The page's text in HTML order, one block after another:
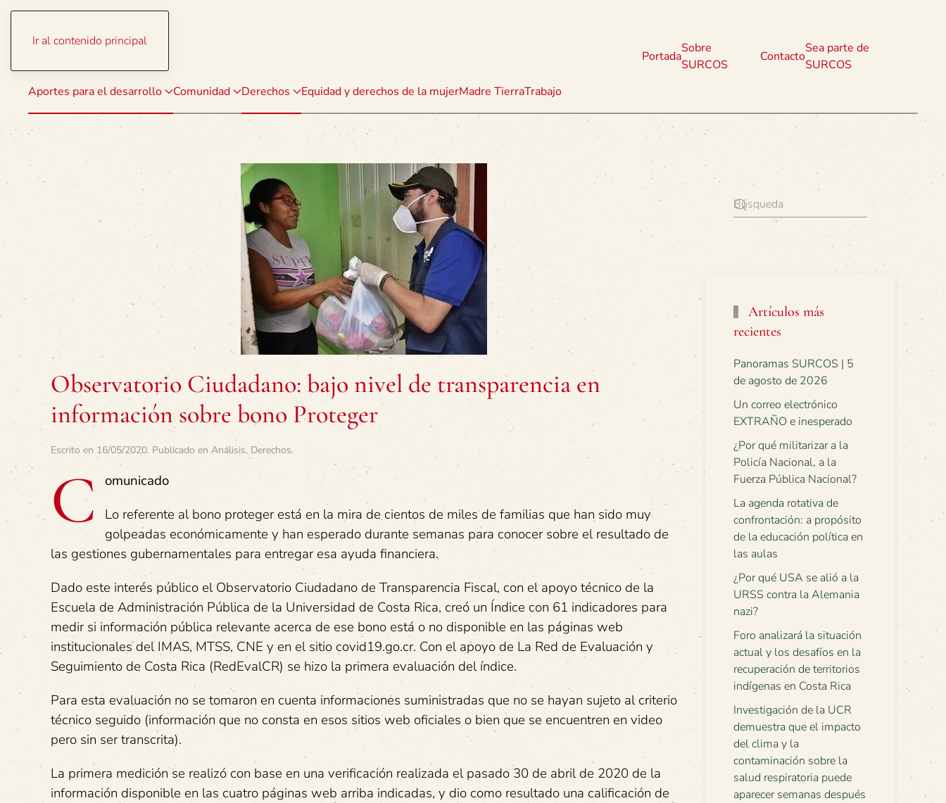
Ir al contenido principal
Aportes para el desarrollo Comunidad Derechos Equidad y derechos de la mujerMadre TierraTrabajo
Portada
Sobre
SURCOS
Contacto
Sea parte de
SURCOS
Observatorio Ciudadano: bajo nivel de transparencia en
información sobre bono Proteger
Escrito en 16/05/2020. Publicado en Análisis, Derechos.
C omunicado
Lo referente al bono proteger está en la mira de cientos de miles de familias que han sido muy
golpeadas económicamente y han esperado durante semanas para conocer sobre el resultado de
las gestiones gubernamentales para entregar esa ayuda financiera.
Dado este interés público el Observatorio Ciudadano de Transparencia Fiscal, con el apoyo técnico de la
Escuela de Administración Pública de la Universidad de Costa Rica, creó un Índice con 61 indicadores para
medir si información pública relevante acerca de ese bono está o no disponible en las páginas web
institucionales del IMAS, MTSS, CNE y en el sitio covid19.go.cr. Con el apoyo de La Red de Evaluación y
Seguimiento de Costa Rica (RedEvalCR) se hizo la primera evaluación del índice.
Para esta evaluación no se tomaron en cuenta informaciones suministradas que no se hayan sujeto al criterio
técnico seguido (información que no consta en esos sitios web oficiales o bien que se encuentren en video
pero sin ser transcrita).
La primera medición se realizó con base en una verificación realizada el pasado 30 de abril de 2020 de la
información disponible en las cuatro páginas web arriba indicadas, y dio como resultado una calificación de
Artículos más
recientes
Panoramas SURCOS | 5
de agosto de 2026
Un correo electrónico
EXTRAÑO e inesperado
¿Por qué militarizar a la
Policía Nacional, a la
Fuerza Pública Nacional?
La agenda rotativa de
confrontación: a propósito
de la educación política en
las aulas
¿Por qué USA se alió a la
URSS contra la Alemania
nazi?
Foro analizará la situación
actual y los desafíos en la
recuperación de territorios
indígenas en Costa Rica
Investigación de la UCR
demuestra que el impacto
del clima y la
contaminación sobre la
salud respiratoria puede
aparecer semanas después